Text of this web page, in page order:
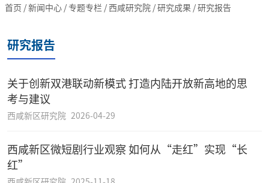
首页 /新闻中心 /专题专栏 /西咸研究院 /研究成果 /研究报告
研究报告
关于创新双港联动新模式 打造内陆开放新高地的思
考与建议
西咸新区研究院 2026-04-29
西咸新区微短剧行业观察 如何从“走红”实现“长
红”